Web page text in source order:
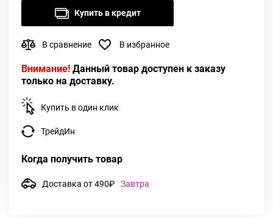
Купить в кредит
В сравнение В избранное
Внимание! Данный товар доступен к заказу
только на доставку.
Купить в один клик
ТрейдИн
Когда получить товар
Доставка от 490₽ Завтра